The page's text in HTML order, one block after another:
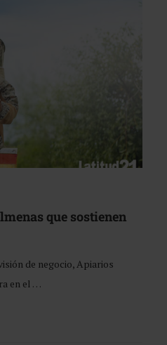
que sostienen
de negocio, Apiarios
en el …